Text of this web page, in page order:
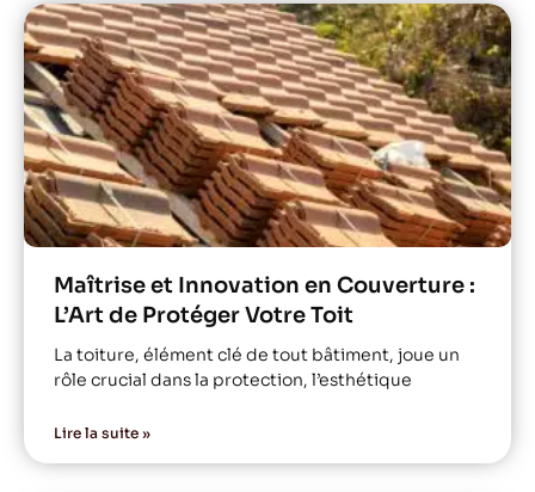
Maîtrise et Innovation en Couverture :
L’Art de Protéger Votre Toit
La toiture, élément clé de tout bâtiment, joue un
rôle crucial dans la protection, l’esthétique
Lire la suite »